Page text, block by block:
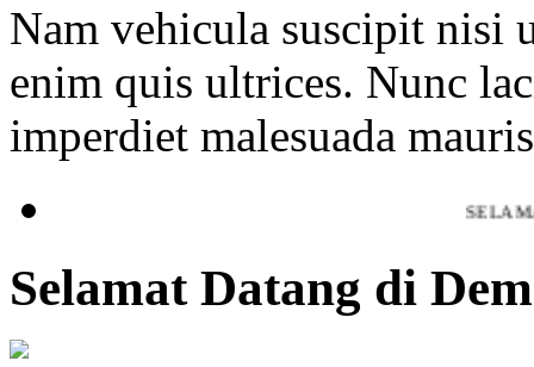
Nam vehicula suscipit nisi
enim quis ultrices. Nunc
imperdiet malesuada
SELAMAT
Selamat Datang di